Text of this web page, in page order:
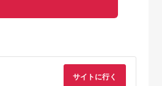
サイトに行く